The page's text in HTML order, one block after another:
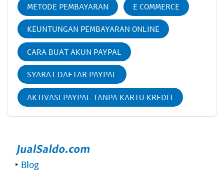
METODE PEMBAYARAN E COMMERCE
KEUNTUNGAN PEMBAYARAN ONLINE
CARA BUAT AKUN PAYPAL
SYARAT DAFTAR PAYPAL
AKTIVASI PAYPAL TANPA KARTU KREDIT
‣ Blog